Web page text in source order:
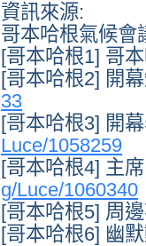
資訊來源:
哥本哈根氣候會
[哥本哈根1] 哥
[哥本哈根2] 開
33
[哥本哈根3] 開
Luce/1058259
[哥本哈根4] 主
g/Luce/1060340
[哥本哈根5] 周
[哥本哈根6] 幽